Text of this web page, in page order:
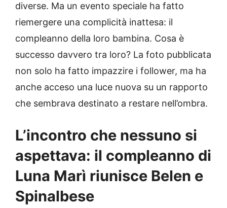
diverse. Ma un evento speciale ha fatto
riemergere una complicità inattesa: il
compleanno della loro bambina. Cosa è
successo davvero tra loro? La foto pubblicata
non solo ha fatto impazzire i follower, ma ha
anche acceso una luce nuova su un rapporto
che sembrava destinato a restare nell’ombra.
L’incontro che nessuno si
aspettava: il compleanno di
Luna Marì riunisce Belen e
Spinalbese